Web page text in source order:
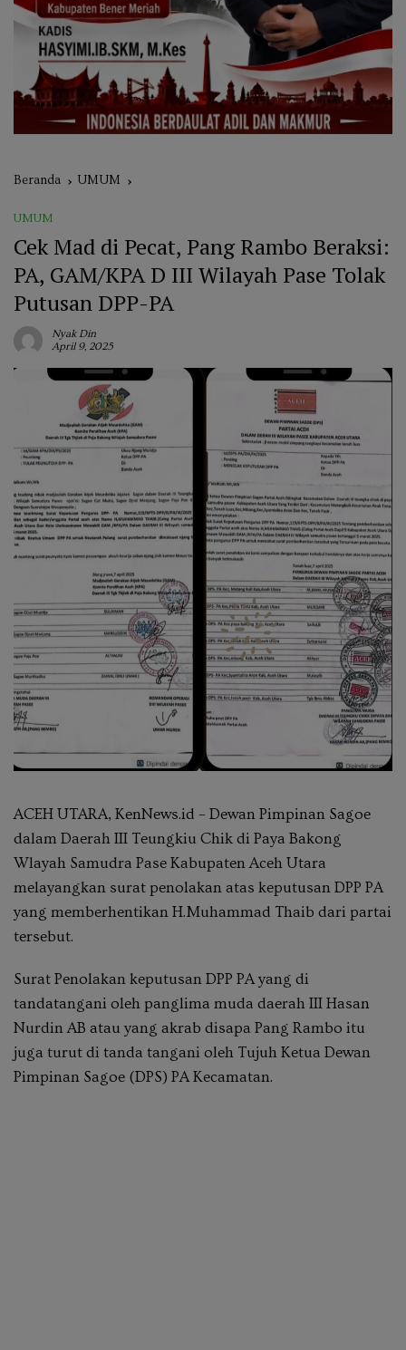
Beranda UMUM
UMUM
Cek Mad di Pecat, Pang Rambo Beraksi:
PA, GAM/KPA D III Wilayah Pase Tolak
Putusan DPP-PA
Nyak Din
April 9, 2025
ACEH UTARA, KenNews.id – Dewan Pimpinan Sagoe
dalam Daerah III Teungkiu Chik di Paya Bakong
Wlayah Samudra Pase Kabupaten Aceh Utara
melayangkan surat penolakan atas keputusan DPP PA
yang memberhentikan H.Muhammad Thaib dari partai
tersebut.
Surat Penolakan keputusan DPP PA yang di
tandatangani oleh panglima muda daerah III Hasan
Nurdin AB atau yang akrab disapa Pang Rambo itu
juga turut di tanda tangani oleh Tujuh Ketua Dewan
Pimpinan Sagoe (DPS) PA Kecamatan.